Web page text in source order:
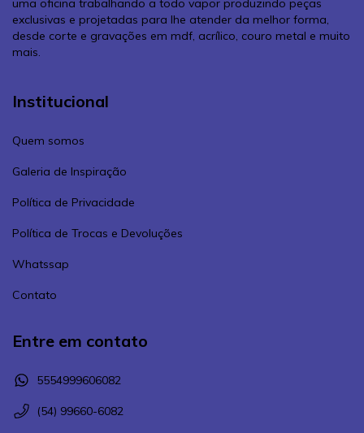
uma oficina trabalhando a todo vapor produzindo peças
exclusivas e projetadas para lhe atender da melhor forma,
desde corte e gravações em mdf, acrílico, couro metal e muito
mais.
Institucional
Quem somos
Galeria de Inspiração
Política de Privacidade
Política de Trocas e Devoluções
Whatssap
Contato
Entre em contato
5554999606082
(54) 99660-6082